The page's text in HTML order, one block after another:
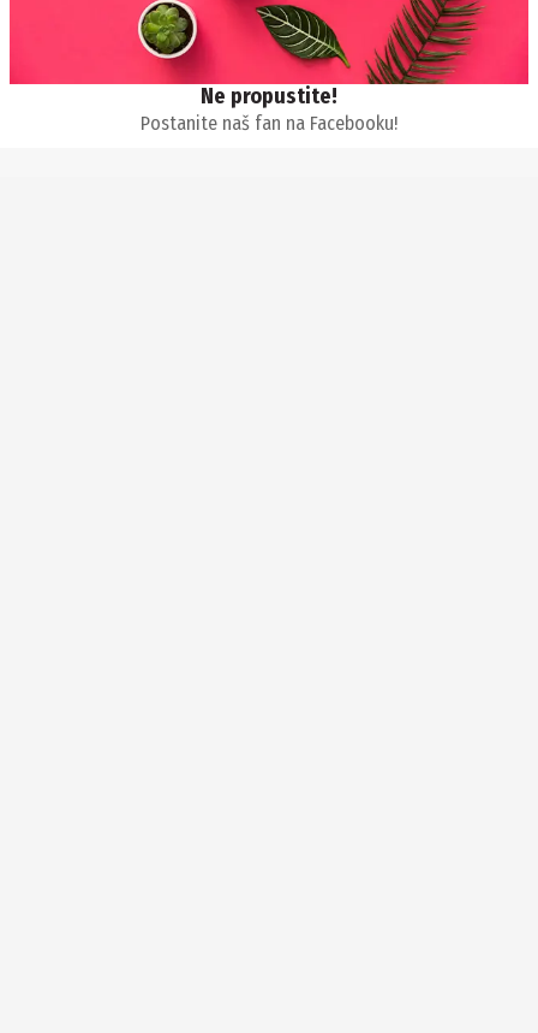
Ne propustite!
Postanite naš fan na Facebooku!